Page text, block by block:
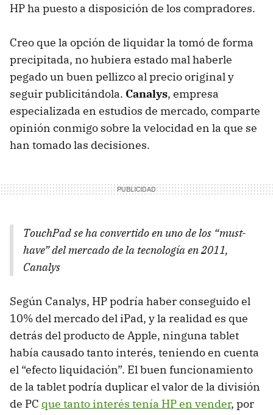
HP ha puesto a disposición de los compradores.
Creo que la opción de liquidar la tomó de forma
precipitada, no hubiera estado mal haberle
pegado un buen pellizco al precio original y
seguir publicitándola. Canalys, empresa
especializada en estudios de mercado, comparte
opinión conmigo sobre la velocidad en la que se
han tomado las decisiones.
TouchPad se ha convertido en uno de los “must-
have” del mercado de la tecnología en 2011,
Canalys
Según Canalys, HP podría haber conseguido el
10% del mercado del iPad, y la realidad es que
detrás del producto de Apple, ninguna tablet
había causado tanto interés, teniendo en cuenta
el “efecto liquidación”. El buen funcionamiento
de la tablet podría duplicar el valor de la división
de PC que tanto interés tenía HP en vender, por